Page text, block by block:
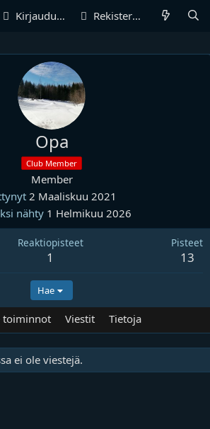
Kirjaudu sisään Rekisteröidy
Opa
Club Member
Member
2 Maaliskuu 2021
nähty 1 Helmikuu 2026
Reaktiopisteet
1
Pisteet
13
Hae
toiminnot Viestit Tietoja
ei ole viestejä.